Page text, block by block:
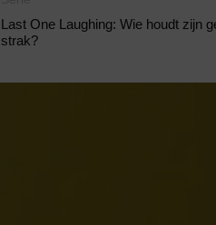
Last One Laughing: Wie houdt zijn
strak?